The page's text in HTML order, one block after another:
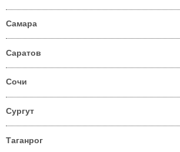
Самара
Саратов
Сочи
Сургут
Таганрог